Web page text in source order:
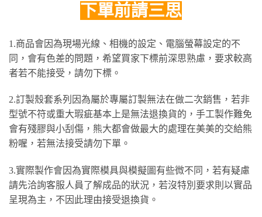
下單前請三思
1.商品會因為現場光線、相機的設定、電腦螢幕設定的不
同，會有色差的問題，希望買家下標前深思熟慮，要求較高
者若不能接受，請勿下標。
2.訂製殼套系列因為屬於專屬訂製無法在做二次銷售，若非
型號不符或重大瑕疵基本上是無法退換貨的，手工製作難免
會有殘膠與小刮傷，熊大都會做最大的處理在美美的交給熊
粉喔，若無法接受請勿下單。
3.實際製作會因為實際模具與模擬圖有些微不同，若有疑慮
請先洽詢客服人員了解成品的狀況，若沒特別要求則以實品
呈現為主，不因此理由接受退換貨。